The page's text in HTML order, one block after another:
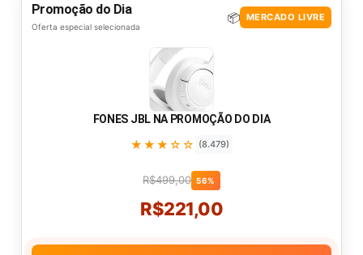
Promoção do Dia
Oferta especial selecionada
📦 MERCADO LIVRE
FONES JBL NA PROMOÇÃO DO DIA
★★★☆☆ (8.479)
R$499,00 56%
R$221,00